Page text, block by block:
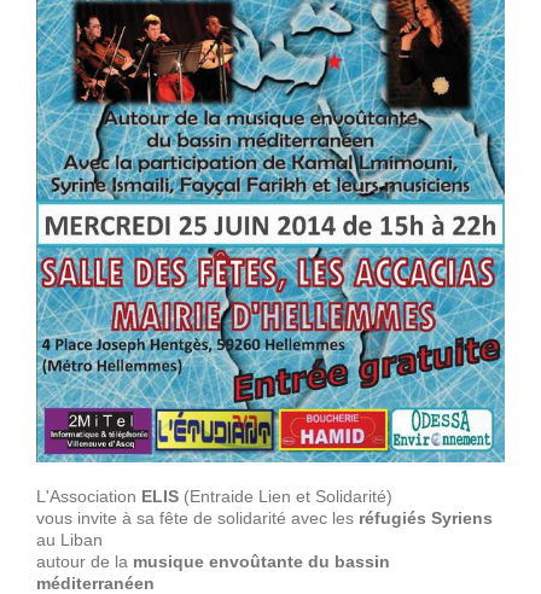
L'Association ELIS (Entraide Lien et Solidarité)
vous invite à sa fête de solidarité avec les réfugiés Syriens
au Liban
autour de la musique envoûtante du bassin
méditerranéen